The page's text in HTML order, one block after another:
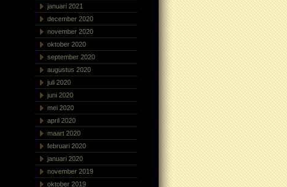
januari 2021
december 2020
november 2020
oktober 2020
september 2020
augustus 2020
juli 2020
juni 2020
mei 2020
april 2020
maart 2020
februari 2020
januari 2020
november 2019
oktober 2019